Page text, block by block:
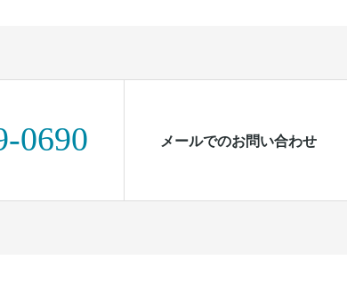
0690 メールでのお問い合わせ